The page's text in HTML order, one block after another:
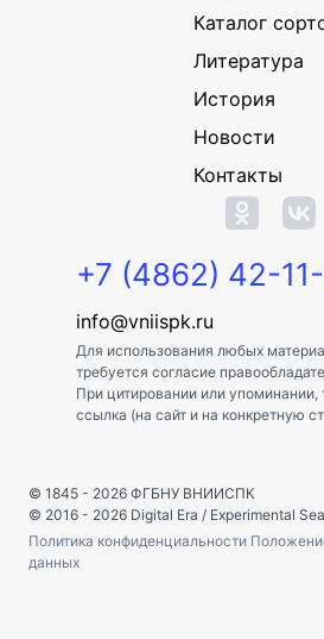
Каталог
Литература
История
Новости
Контакты
+7 (4862) 42-
info@vniispk.ru
Для использования любых
требуется согласие
При цитировании или упоминании,
ссылка (на сайт и на конкретную
© 1845 - 2026 ФГБНУ ВНИИСПК
© 2016 - 2026 Digital Era / Experimental
Политика конфиденциальности
данных